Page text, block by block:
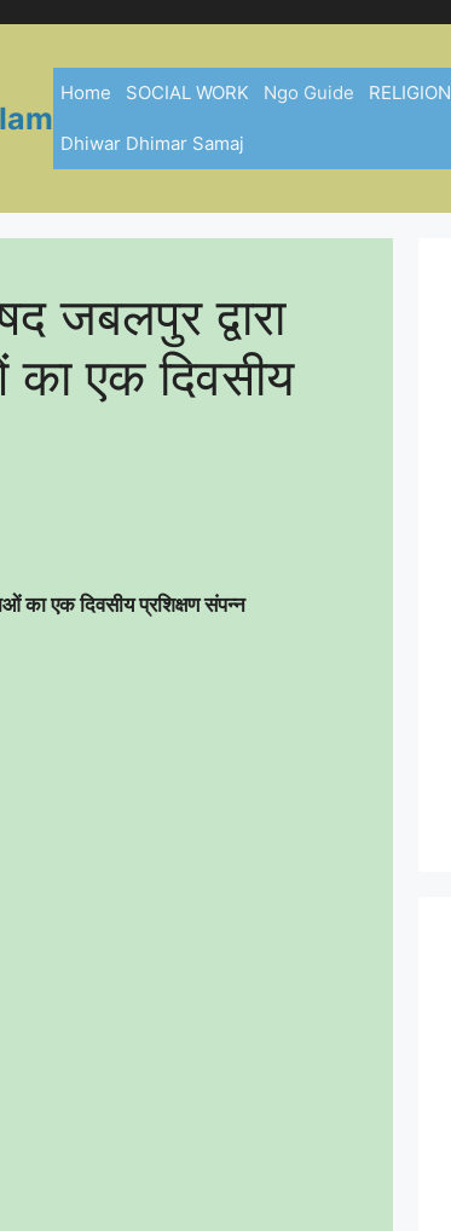
Home SOCIAL WORK Ngo Guide RELIGION
Dhiwar Dhimar Samaj
जबलपुर द्वारा
एक दिवसीय
का एक दिवसीय प्रशिक्षण संपन्न